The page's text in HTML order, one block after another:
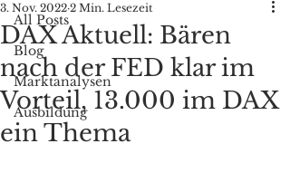
All Posts
Blog
Marktanalysen
Ausbildung
DAX Aktuell: Bären
nach der FED klar im
Vorteil, 13.000 im DAX
ein Thema
3. Nov. 2022 2 Min. Lesezeit